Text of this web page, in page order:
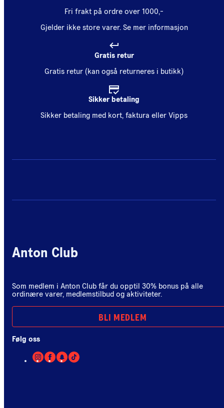
Fri frakt på ordre over 1000,-
Gjelder ikke store varer. Se mer informasjon
Gratis retur
Gratis retur (kan også returneres i butikk)
Sikker betaling
Sikker betaling med kort, faktura eller Vipps
Anton Club
Som medlem i Anton Club får du opptil 30% bonus på alle
ordinære varer, medlemstilbud og aktiviteter.
BLI MEDLEM
Følg oss